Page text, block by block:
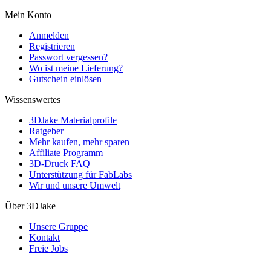
Mein Konto
Anmelden
Registrieren
Passwort vergessen?
Wo ist meine Lieferung?
Gutschein einlösen
Wissenswertes
3DJake Materialprofile
Ratgeber
Mehr kaufen, mehr sparen
Affiliate Programm
3D-Druck FAQ
Unterstützung für FabLabs
Wir und unsere Umwelt
Über 3DJake
Unsere Gruppe
Kontakt
Freie Jobs